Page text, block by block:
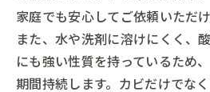
家庭でも安心してご依頼いただけ
また、水や洗剤に溶けにくく、
にも強い性質を持っているため
期間持続します。カビだけでな